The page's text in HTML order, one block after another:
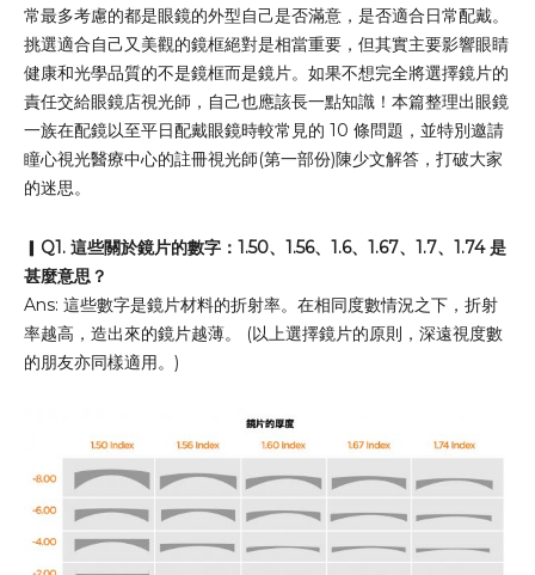
常最多考慮的都是眼鏡的外型自己是否滿意，是否適合日常配戴。
挑選適合自己又美觀的鏡框絕對是相當重要，但其實主要影響眼睛
健康和光學品質的不是鏡框而是鏡片。如果不想完全將選擇鏡片的
責任交給眼鏡店視光師，自己也應該長一點知識！本篇整理出眼鏡
一族在配鏡以至平日配戴眼鏡時較常見的 10 條問題，並特別邀請
瞳心視光醫療中心的註冊視光師(第一部份)陳少文解答，打破大家
的迷思。
▎ Q1. 這些關於鏡片的數字：1.50、1.56、1.6、1.67、1.7、1.74 是
甚麼意思？
Ans: 這些數字是鏡片材料的折射率。在相同度數情況之下，折射
率越高，造出來的鏡片越薄。 (以上選擇鏡片的原則，深遠視度數
的朋友亦同樣適用。)